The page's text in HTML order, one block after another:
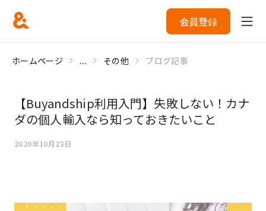
会員登録
ホームページ ... その他 ブログ記事
【Buyandship利用入門】失敗しない！カナ
ダの個人輸入なら知っておきたいこと
2020年10月23日